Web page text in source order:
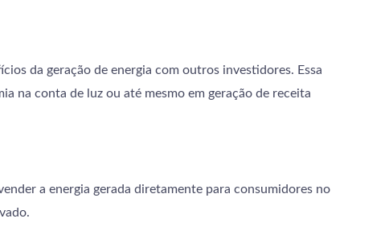
da geração de energia com outros investidores. Essa
na conta de luz ou até mesmo em geração de receita
a energia gerada diretamente para consumidores no